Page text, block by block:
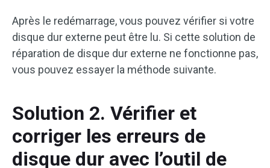
Après le redémarrage, vous pouvez vérifier si votre
disque dur externe peut être lu. Si cette solution de
réparation de disque dur externe ne fonctionne pas,
vous pouvez essayer la méthode suivante.
Solution 2. Vérifier et
corriger les erreurs de
disque dur avec l’outil de